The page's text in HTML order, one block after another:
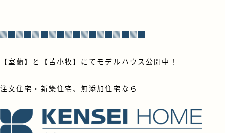
▓█▓█▓█▓█▓█▓█▓█▓█▓█
【室蘭】と【苫小牧】にてモデルハウス公開中！
注文住宅・新築住宅、無添加住宅なら